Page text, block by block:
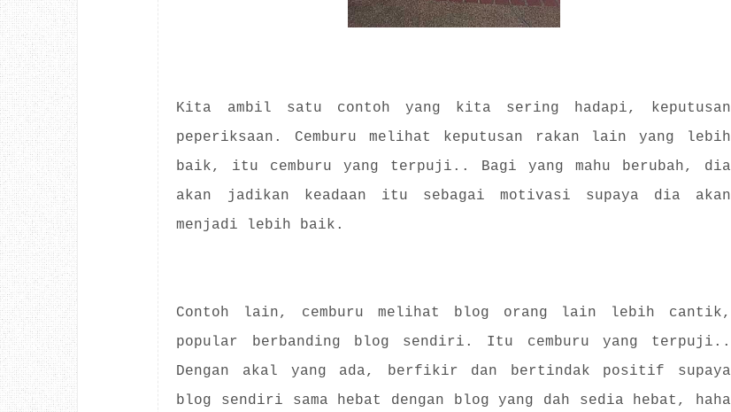
Kita ambil satu contoh yang kita sering hadapi, keputusan
peperiksaan. Cemburu melihat keputusan rakan lain yang lebih
baik, itu cemburu yang terpuji.. Bagi yang mahu berubah, dia
akan jadikan keadaan itu sebagai motivasi supaya dia akan
menjadi lebih baik.
Contoh lain, cemburu melihat blog orang lain lebih cantik,
popular berbanding blog sendiri. Itu cemburu yang terpuji..
Dengan akal yang ada, berfikir dan bertindak positif supaya
blog sendiri sama hebat dengan blog yang dah sedia hebat, haha